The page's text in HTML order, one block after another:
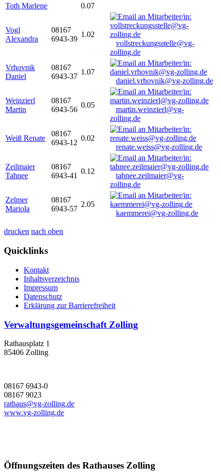
Toth Marlene
0.07
Vogl
Alexandra
08167
6943-39
1.02
vollstreckungsstelle@vg-
zolling.de
Vrhovnik
Daniel
08167
6943-37
1.07
daniel.vrhovnik@vg-zolling.de
Weinzierl
Martin
08167
6943-56
0.05
martin.weinzierl@vg-
zolling.de
Weiß Renate
08167
6943-12
0.02
renate.weiss@vg-zolling.de
Zeilmaier
Tahnee
08167
6943-41
0.12
tahnee.zeilmaier@vg-
zolling.de
Zelmer
Mariola
08167
6943-57
2.05
kaemmerei@vg-zolling.de
drucken nach oben
Quicklinks
Kontakt
Inhaltsverzeichnis
Impressum
Datenschutz
Erklärung zur Barrierefreiheit
Verwaltungsgemeinschaft Zolling
Rathausplatz 1
85406 Zolling
08167 6943-0
08167 9023
rathaus@vg-zolling.de
www.vg-zolling.de
Öffnungszeiten des Rathauses Zolling